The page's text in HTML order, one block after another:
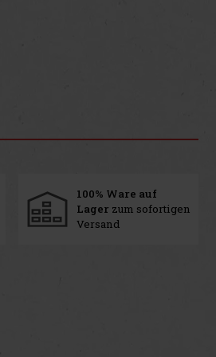
100% Ware auf
Lager zum sofortigen
Versand